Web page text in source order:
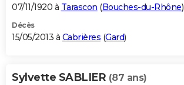
07/11/1920 à Tarascon (Bouches-du-Rhône)
Décès
15/05/2013 à Cabrières (Gard)
Sylvette SABLIER (87 ans)